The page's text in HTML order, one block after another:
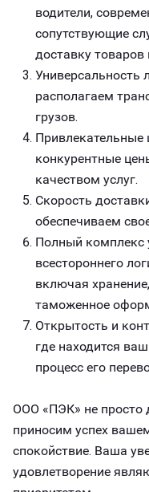
водители,
сопутствующие
доставку товаров
Универсальность
располагаем
грузов.
конкурентные
качеством услуг.
Скорость
обеспечиваем
Полный комплекс
всестороннего
включая
таможенное
Открытость и
где находится
процесс его
ООО «ПЭК» не просто
приносим успех
спокойствие. Ваша
удовлетворение